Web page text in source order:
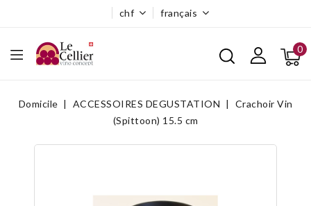
français
chf
0
Domicile ACCESSOIRES DEGUSTATION
Crachoir Vin
(Spittoon) 15.5 cm